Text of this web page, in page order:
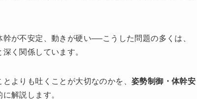
が不安定、動きが硬い──こうした問題の多くは、
く関係しています。
よりも吐くことが大切なのかを、 姿勢制御・体幹安
解説します。